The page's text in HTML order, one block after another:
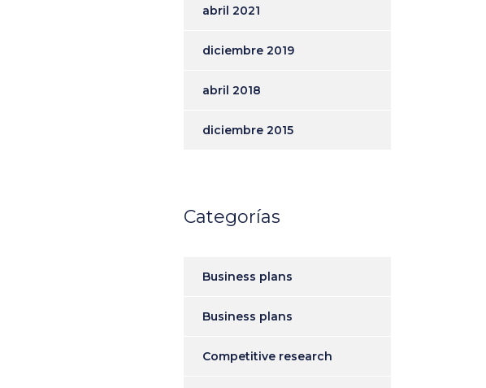
abril 2021
diciembre 2019
abril 2018
diciembre 2015
Categorías
Business plans
Business plans
Competitive research